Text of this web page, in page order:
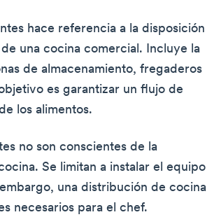
hace referencia a la disposición
una cocina comercial. Incluye la
de almacenamiento, fregaderos
es garantizar un flujo de
los alimentos.
no son conscientes de la
Se limitan a instalar el equipo
una distribución de cocina
necesarios para el chef.